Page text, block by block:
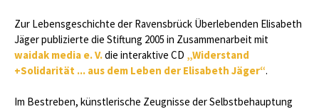
Zur Lebensgeschichte der Ravensbrück Überlebenden Elisabeth
Jäger publizierte die Stiftung 2005 in Zusammenarbeit mit
waidak media e. V.die interaktive CD „Widerstand
+Solidarität ... aus dem Leben der Elisabeth Jäger“.
Im Bestreben, künstlerische Zeugnisse der Selbstbehauptung